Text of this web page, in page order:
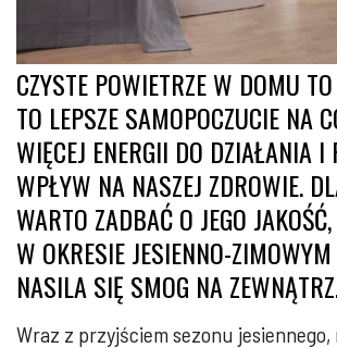
CZYSTE POWIETRZE W DOMU
TO LEPSZE SAMOPOCZUCIE NA
WIĘCEJ ENERGII DO DZIAŁANIA I
WPŁYW NA NASZEJ ZDROWIE.
WARTO ZADBAĆ O JEGO
W OKRESIE JESIENNO-
NASILA SIĘ SMOG NA
Wraz z przyjściem sezonu